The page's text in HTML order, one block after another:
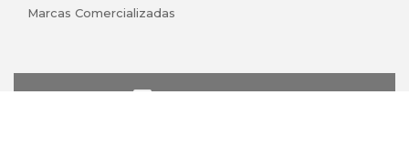
Marcas Comercializadas
lojaonline@colorfoto.pt